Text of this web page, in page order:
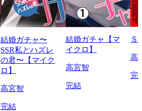
結婚ガチャ〜
SSR私とハズレ
の君〜【マイク
ロ】
高宮智
完結
結婚ガチャ【マ
イクロ】
高宮智
完結
Ｓ
高
完